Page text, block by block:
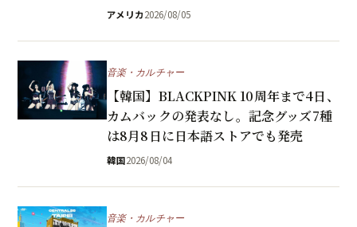
アメリカ2026/08/05
音楽・カルチャー
【韓国】BLACKPINK 10周年まで4日、
カムバックの発表なし。記念グッズ7種
は8月8日に日本語ストアでも発売
韓国2026/08/04
音楽・カルチャー